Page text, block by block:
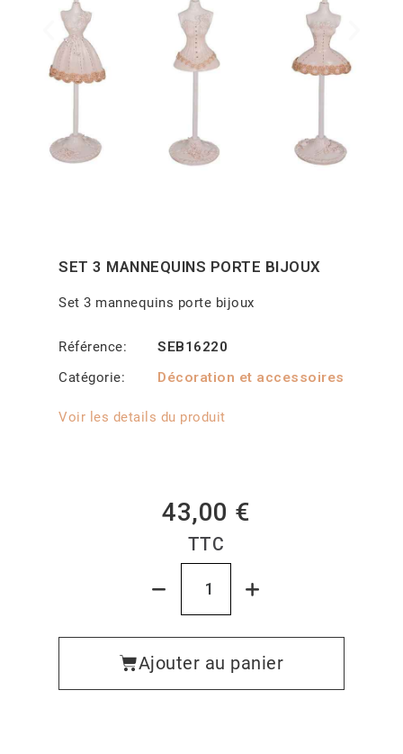
SET 3 MANNEQUINS PORTE BIJOUX
Set 3 mannequins porte bijoux
Référence
SEB16220
Catégorie
Décoration et accessoires
Voir les details du produit
43,00 €
TTC
Ajouter au panier